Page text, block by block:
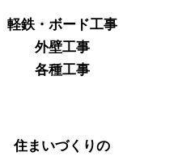
軽鉄・ボード工事
外壁工事
各種工事
住まいづくりの